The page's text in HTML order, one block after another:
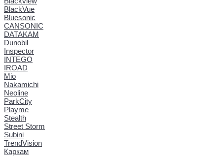
BlackVue
Bluesonic
CANSONIC
DATAKAM
Dunobil
Inspector
INTEGO
IROAD
Mio
Nakamichi
Neoline
ParkCity
Playme
Stealth
Street Storm
Subini
TrendVision
Каркам